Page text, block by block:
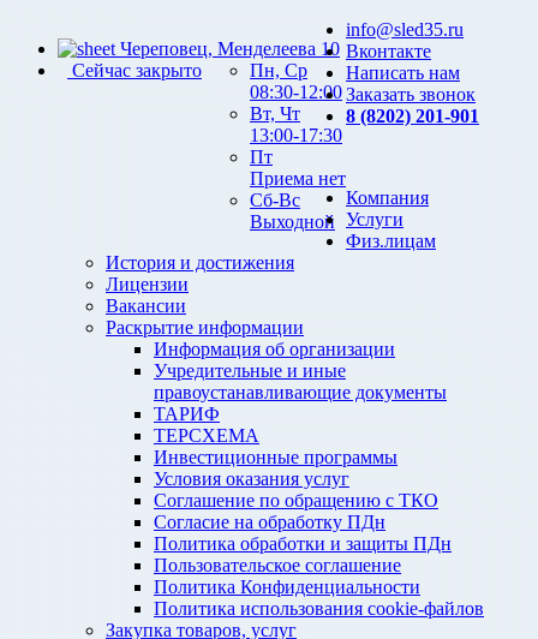
Череповец, Менделеева 10
Сейчас закрыто
Пн, Ср
08:30-12:00
Вт, Чт
13:00-17:30
Пт
Приема нет
Сб-Вс
Выходной
info@sled35.ru
Вконтакте
Написать нам
Заказать звонок
8 (8202) 201-901
Компания
История и достижения
Лицензии
Вакансии
Раскрытие информации
Информация об организации
Учредительные и иные
правоустанавливающие документы
ТАРИФ
ТЕРСХЕМА
Инвестиционные программы
Условия оказания услуг
Соглашение по обращению с ТКО
Согласие на обработку ПДн
Политика обработки и защиты ПДн
Пользовательское соглашение
Политика Конфиденциальности
Политика использования cookie-файлов
Закупка товаров, услуг
Услуги
Физ.лицам